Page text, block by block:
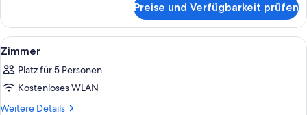
Preise und Verfügbarkeit prüfen
Alle
Fotos
für
Zimmer
anzeigen
Eine Dachterrasse mit Feuerstelle,
1
Zimmer
Platz für 5 Personen
Kostenloses WLAN
Weitere Details
Weitere